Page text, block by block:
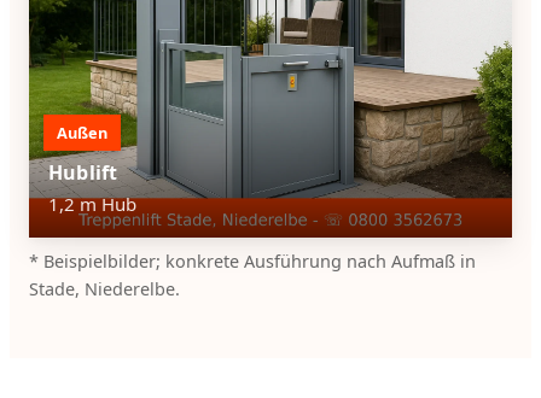
Außen
Hublift
1,2 m Hub
* Beispielbilder; konkrete Ausführung nach Aufmaß in
Stade, Niederelbe.